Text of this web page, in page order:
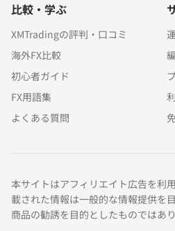
比較・学ぶ
XMTradingの評判・口コミ
海外FX比較
初心者ガイド
FX用語集
よくある質問
本サイトはアフィリエイト広告を利
載された情報は一般的な情報提供を
商品の勧誘を目的としたものではあり